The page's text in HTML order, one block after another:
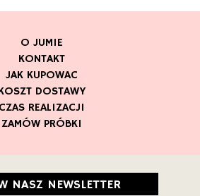
O JUMIE
KONTAKT
JAK KUPOWAC
DOSTAWY
CZAS REALIZACJI
ZAMÓW PRÓBKI
NASZ NEWSLETTER